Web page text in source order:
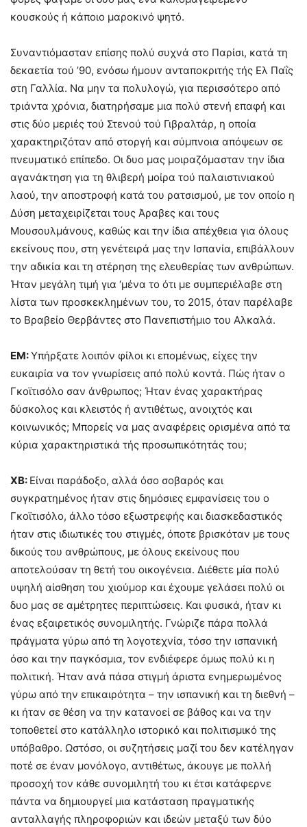
κουσκούς ή κάποιο μαροκινό ψητό.
Συναντιόμασταν επίσης πολύ συχνά στο Παρίσι, κατά τη
δεκαετία τού ’90, ενόσω ήμουν ανταποκριτής τής Ελ Παΐς
στη Γαλλία. Να μην τα πολυλογώ, για περισσότερο από
τριάντα χρόνια, διατηρήσαμε μια πολύ στενή επαφή και
στις δύο μεριές τού Στενού τού Γιβραλτάρ, η οποία
χαρακτηριζόταν από στοργή και σύμπνοια απόψεων σε
πνευματικό επίπεδο. Οι δυο μας μοιραζόμασταν την ίδια
αγανάκτηση για τη θλιβερή μοίρα τού παλαιστινιακού
λαού, την αποστροφή κατά του ρατσισμού, με τον οποίο η
Δύση μεταχειρίζεται τους Άραβες και τους
Μουσουλμάνους, καθώς και την ίδια απέχθεια για όλους
εκείνους που, στη γενέτειρά μας την Ισπανία, επιβάλλουν
την αδικία και τη στέρηση της ελευθερίας των ανθρώπων.
Ήταν μεγάλη τιμή για ‘μένα το ότι με συμπεριέλαβε στη
λίστα των προσκεκλημένων του, το 2015, όταν παρέλαβε
το Βραβείο Θερβάντες στο Πανεπιστήμιο του Αλκαλά.
ΕΜ:Υπήρξατε λοιπόν φίλοι κι επομένως, είχες την
ευκαιρία να τον γνωρίσεις από πολύ κοντά. Πώς ήταν ο
Γκοϊτισόλο σαν άνθρωπος; Ήταν ένας χαρακτήρας
δύσκολος και κλειστός ή αντιθέτως, ανοιχτός και
κοινωνικός; Μπορείς να μας αναφέρεις ορισμένα από τα
κύρια χαρακτηριστικά τής προσωπικότητάς του;
ΧΒ: Είναι παράδοξο, αλλά όσο σοβαρός και
συγκρατημένος ήταν στις δημόσιες εμφανίσεις του ο
Γκοϊτισόλο, άλλο τόσο εξωστρεφής και διασκεδαστικός
ήταν στις ιδιωτικές του στιγμές, όποτε βρισκόταν με τους
δικούς του ανθρώπους, με όλους εκείνους που
αποτελούσαν τη θετή του οικογένεια. Διέθετε μία πολύ
υψηλή αίσθηση του χιούμορ και έχουμε γελάσει πολύ οι
δυο μας σε αμέτρητες περιπτώσεις. Και φυσικά, ήταν κι
ένας εξαιρετικός συνομιλητής. Γνώριζε πάρα πολλά
πράγματα γύρω από τη λογοτεχνία, τόσο την ισπανική
όσο και την παγκόσμια, τον ενδιέφερε όμως πολύ κι η
πολιτική. Ήταν ανά πάσα στιγμή άριστα ενημερωμένος
γύρω από την επικαιρότητα – την ισπανική και τη διεθνή –
κι ήταν σε θέση να την κατανοεί σε βάθος και να την
τοποθετεί στο κατάλληλο ιστορικό και πολιτισμικό της
υπόβαθρο. Ωστόσο, οι συζητήσεις μαζί του δεν κατέληγαν
ποτέ σε έναν μονόλογο, αντιθέτως, άκουγε με πολλή
προσοχή τον κάθε συνομιλητή του κι έτσι κατάφερνε
πάντα να δημιουργεί μια κατάσταση πραγματικής
ανταλλαγής πληροφοριών και ιδεών μεταξύ των δύο